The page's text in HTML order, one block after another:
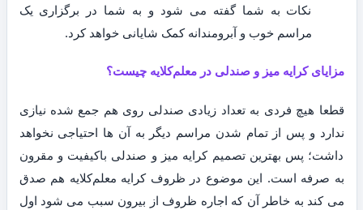
نکات به شما گفته می شود و به شما در برگزاری یک
مراسم خوب و آبرومندانه کمک شایانی خواهد کرد.
مزایای کرایه میز و صندلی در معلم‌کلایه چیست؟
قطعا هیچ فردی به تعداد زیادی صندلی روی هم جمع شده نیازی
ندارد و پس از تمام شدن مراسم دیگر به آن ها احتیاجی نخواهد
داشت؛ پس بهترین تصمیم کرایه میز و صندلی باکیفیت و مقرون
به صرفه است. این موضوع در ظروف کرایه معلم‌کلایه هم صدق
می کند به خاطر آن که اجاره ظروف از بیرون سبب می شود اول